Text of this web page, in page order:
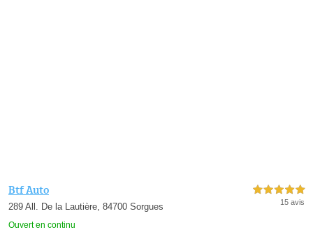
Btf Auto
289 All. De la Lautière, 84700 Sorgues
Ouvert en continu
5,0 étoiles sur 5
15 avis